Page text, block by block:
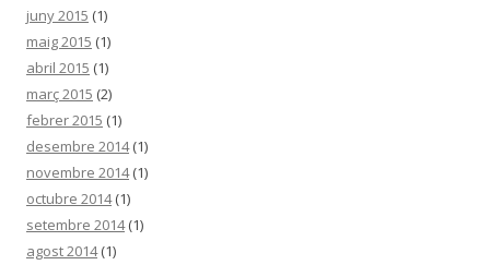
juny 2015 (1)
maig 2015 (1)
abril 2015 (1)
març 2015 (2)
febrer 2015 (1)
desembre 2014(1)
novembre 2014(1)
octubre 2014(1)
setembre 2014(1)
agost 2014(1)